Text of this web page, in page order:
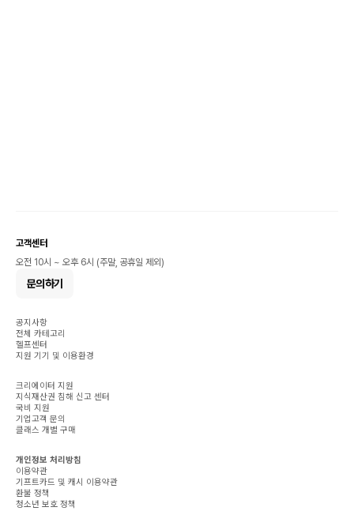
고객센터
오전 10시 ~ 오후 6시 (주말, 공휴일 제외)
문의하기
공지사항
전체 카테고리
헬프센터
지원 기기 및 이용환경
크리에이터 지원
지식재산권 침해 신고 센터
국비 지원
기업고객 문의
클래스 개별 구매
개인정보 처리방침
이용약관
기프트카드 및 캐시 이용약관
환불 정책
청소년 보호 정책